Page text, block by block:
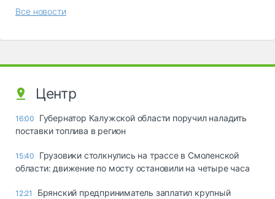
Все новости
Центр
16:00
Губернатор Калужской области поручил наладить
поставки топлива в регион
15:40
Грузовики столкнулись на трассе в Смоленской
области: движение по мосту остановили на четыре часа
12:21
Брянский предприниматель заплатил крупный